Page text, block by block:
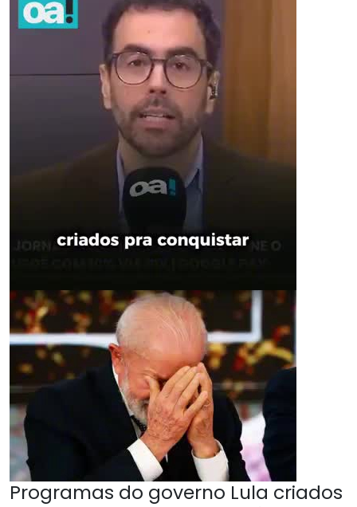
Programas do governo Lula criados